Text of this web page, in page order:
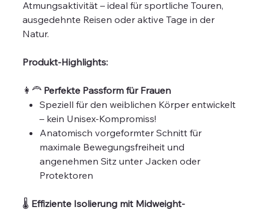
Atmungsaktivität – ideal für sportliche Touren,
ausgedehnte Reisen oder aktive Tage in der
Natur.
Produkt-Highlights:
👩‍🦰 Perfekte Passform für Frauen
Speziell für den weiblichen Körper entwickelt
– kein Unisex-Kompromiss!
Anatomisch vorgeformter Schnitt für
maximale Bewegungsfreiheit und
angenehmen Sitz unter Jacken oder
Protektoren
🌡️ Effiziente Isolierung mit Midweight-